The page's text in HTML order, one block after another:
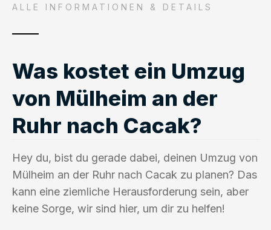
ALLE INFORMATIONEN & DETAILS
Was kostet ein Umzug
von Mülheim an der
Ruhr nach Cacak?
Hey du, bist du gerade dabei, deinen Umzug von
Mülheim an der Ruhr nach Cacak zu planen? Das
kann eine ziemliche Herausforderung sein, aber
keine Sorge, wir sind hier, um dir zu helfen!